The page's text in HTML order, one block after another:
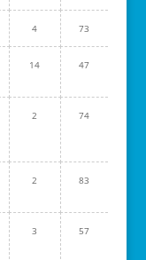
4 73
14 47
2 74
2 83
3 57